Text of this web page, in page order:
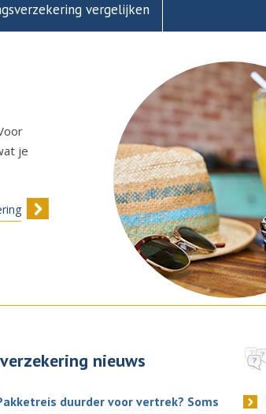
vergelijken
je
nieuws
duurder voor vertrek? Soms